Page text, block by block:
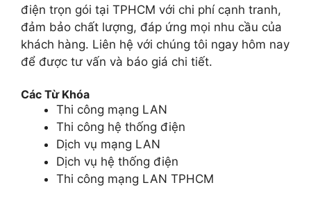
điện trọn gói tại TPHCM với chi phí cạnh tranh,
đảm bảo chất lượng, đáp ứng mọi nhu cầu của
khách hàng. Liên hệ với chúng tôi ngay hôm nay
để được tư vấn và báo giá chi tiết.
Các Từ Khóa
Thi công mạng LAN
Thi công hệ thống điện
Dịch vụ mạng LAN
Dịch vụ hệ thống điện
Thi công mạng LAN TPHCM